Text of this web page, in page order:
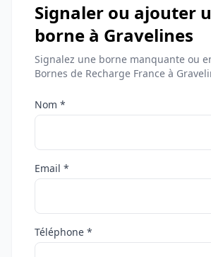
Signaler ou ajouter
borne à Gravelines
Signalez une borne manquante ou
Bornes de Recharge France à
Nom *
Email *
Téléphone *